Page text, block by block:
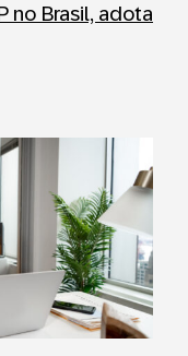
no Brasil, adota